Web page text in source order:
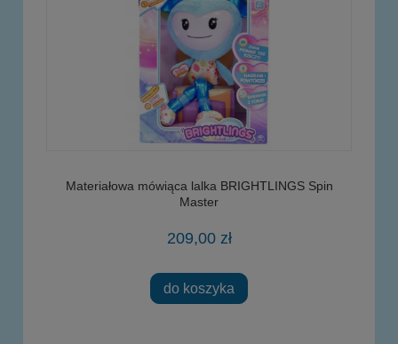
Materiałowa mówiąca lalka BRIGHTLINGS Spin
Master
209,00 zł
do koszyka